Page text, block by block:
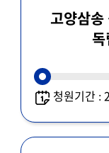
고양삼송
독
청원기간 :